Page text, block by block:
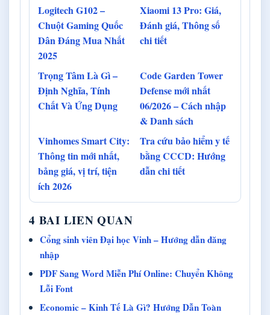
Logitech G102 –
Chuột Gaming Quốc
Dân Đáng Mua Nhất
2025
Xiaomi 13 Pro: Giá,
Đánh giá, Thông số
chi tiết
Trọng Tâm Là Gì –
Định Nghĩa, Tính
Chất Và Ứng Dụng
Code Garden Tower
Defense mới nhất
06/2026 – Cách nhập
& Danh sách
Vinhomes Smart City:
Thông tin mới nhất,
bảng giá, vị trí, tiện
ích 2026
Tra cứu bảo hiểm y tế
bằng CCCD: Hướng
dẫn chi tiết
4 BAI LIEN QUAN
Cổng sinh viên Đại học Vinh – Hướng dẫn đăng
nhập
PDF Sang Word Miễn Phí Online: Chuyển Không
Lỗi Font
Economic – Kinh Tế Là Gì? Hướng Dẫn Toàn